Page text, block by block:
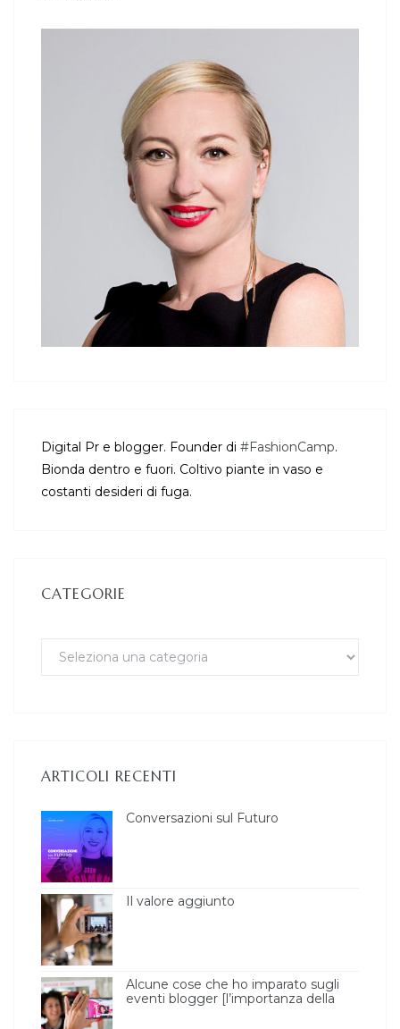
Digital Pr e blogger. Founder di #FashionCamp.
Bionda dentro e fuori. Coltivo piante in vaso e
costanti desideri di fuga.
CATEGORIE
ARTICOLI RECENTI
Conversazioni sul Futuro
Il valore aggiunto
Alcune cose che ho imparato sugli
eventi blogger [l’importanza della